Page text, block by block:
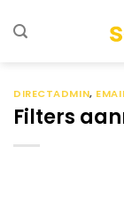
naar
DIRECTADMIN,
Filters